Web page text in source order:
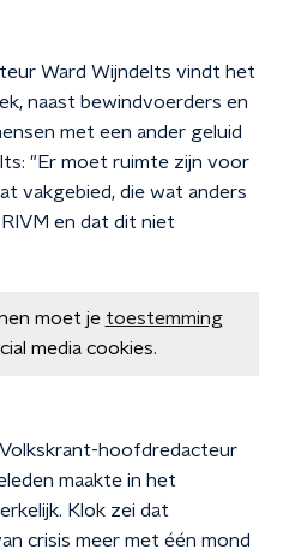
Ward Wijndelts vindt het
naast bewindvoerders en
met een ander geluid
"Er moet ruimte zijn voor
vakgebied, die wat anders
en dat dit niet
moet je toestemming
media cookies.
hoofdredacteur
maakte in het
Klok zei dat
crisis meer met één mond